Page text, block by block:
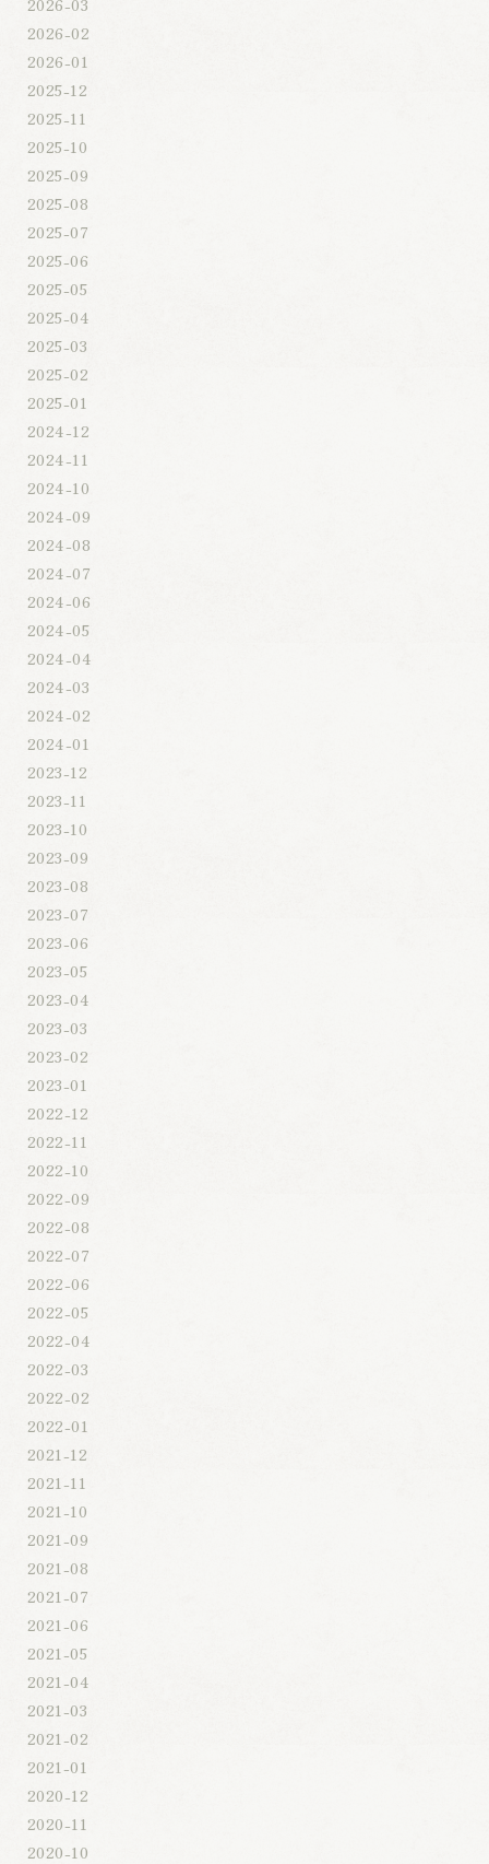
2026-02
2026-01
2025-12
2025-11
2025-10
2025-09
2025-08
2025-07
2025-06
2025-05
2025-04
2025-03
2025-02
2025-01
2024-12
2024-11
2024-10
2024-09
2024-08
2024-07
2024-06
2024-05
2024-04
2024-03
2024-02
2024-01
2023-12
2023-11
2023-10
2023-09
2023-08
2023-07
2023-06
2023-05
2023-04
2023-03
2023-02
2023-01
2022-12
2022-11
2022-10
2022-09
2022-08
2022-07
2022-06
2022-05
2022-04
2022-03
2022-02
2022-01
2021-12
2021-11
2021-10
2021-09
2021-08
2021-07
2021-06
2021-05
2021-04
2021-03
2021-02
2021-01
2020-12
2020-11
2020-10